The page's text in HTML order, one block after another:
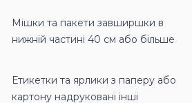
Мішки та пакети завширшки в
нижній частині 40 см або більше
Етикетки та ярлики з паперу або
картону надруковані інші